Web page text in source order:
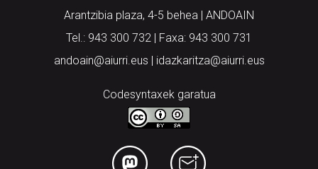
Arantzibia plaza, 4-5 behea | ANDOAIN
Tel.: 943 300 732 | Faxa: 943 300 731
andoain@aiurri.eus | idazkaritza@aiurri.eus
Codesyntaxek garatua